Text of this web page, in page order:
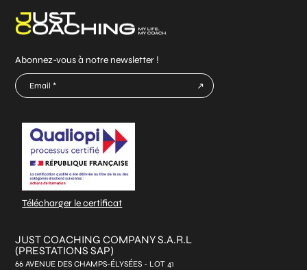
Abonnez-vous à notre newsletter !
E-
mail
*
Télécharger le certificat
JUST COACHING COMPANY S.A.R.L
(PRESTATIONS SAP)
66 AVENUE DES CHAMPS-ÉLYSÉES - LOT 41